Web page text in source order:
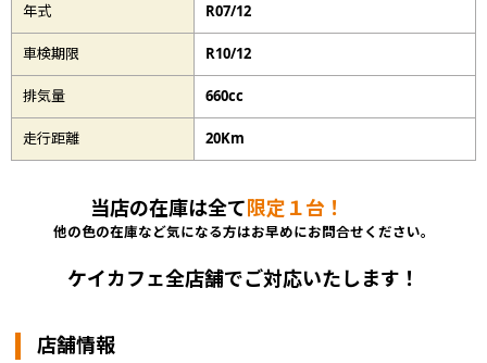
年式 R07/12
車検期限 R10/12
排気量 660cc
走行距離 20Km
当店の在庫は全て限定１台！
他の色の在庫など気になる方はお早めにお問合せください。
ケイカフェ全店舗でご対応いたします！
店舗情報